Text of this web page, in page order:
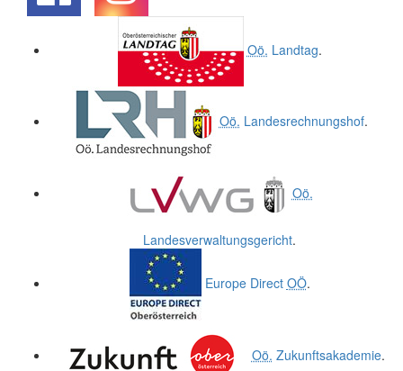
Oö. Landtag.
Oö. Landesrechnungshof.
Oö.
Landesverwaltungsgericht.
Europe Direct OÖ.
Oö. Zukunftsakademie.